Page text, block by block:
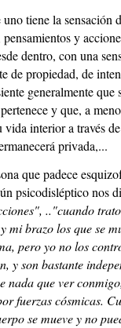
tiene la sensación
y
dentro, con una
de propiedad, de
generalmente que
y que, a
vida interior a través
privada,...
que padece
psicodisléptico nos
.."cuando
mi brazo los que se
pero yo no los
y son bastante
nada que ver
fuerzas cósmicas.
se mueve y no